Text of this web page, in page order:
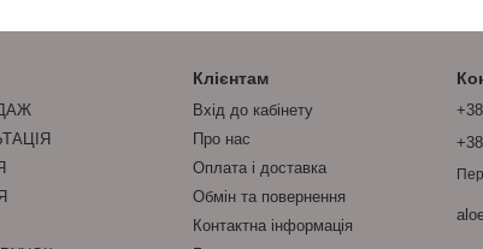
Клієнтам
Вхід до кабінету
Про нас
Оплата і доставка
Обмін та повернення
Контактна інформація